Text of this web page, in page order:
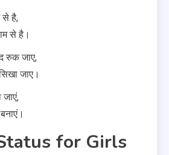
से है,
से है।
रुक जाए,
जाए।
जाएं,
for Girls